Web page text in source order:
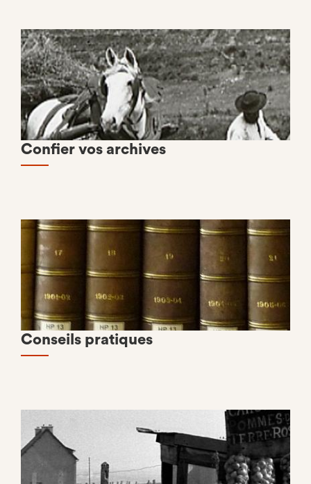
Confier vos archives
Conseils pratiques